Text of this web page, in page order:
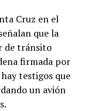
Cruz en el
que la
de tránsito
firmada por
testigos que
un avión